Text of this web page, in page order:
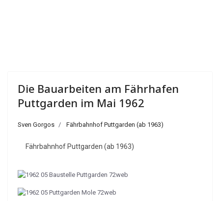
Die Bauarbeiten am Fährhafen
Puttgarden im Mai 1962
Sven Gorgos Fährbahnhof Puttgarden (ab 1963)
Fährbahnhof Puttgarden (ab 1963)